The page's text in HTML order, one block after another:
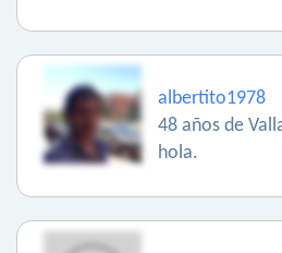
albertito1978
48 años de
hola.